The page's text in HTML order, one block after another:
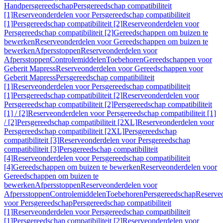
HandpersgereedschapPersgereedschap compatibiliteit
[1]Reserveonderdelen voor Persgereedschap compatibiliteit
[1]Persgereedschap compatibiliteit [2]Reserveonderdelen voor
Persgereedschap compatibiliteit [2]Gereedschappen om buizen te
bewerkenReserveonderdelen voor Gereedschappen om buizen te
bewerkenAfpersstoppenReserveonderdelen voor
AfpersstoppenControlemiddelenToebehorenGereedschappen voor
Geberit MapressReserveonderdelen voor Gereedschappen voor
Geberit MapressPersgereedschap compatibiliteit
[1]Reserveonderdelen voor Persgereedschap compatibiliteit
[1]Persgereedschap compatibiliteit [2]Reserveonderdelen voor
Persgereedschap compatibiliteit [2]Persgereedschap compatibiliteit
[1] / [2]Reserveonderdelen voor Persgereedschap compatibiliteit [1]
/ [2]Persgereedschap compatibiliteit [2XL]Reserveonderdelen voor
Persgereedschap compatibiliteit [2XL]Persgereedschap
compatibiliteit [3]Reserveonderdelen voor Persgereedschap
compatibiliteit [3]Persgereedschap compatibiliteit
[4]Reserveonderdelen voor Persgereedschap compatibiliteit
[4]Gereedschappen om buizen te bewerkenReserveonderdelen voor
Gereedschappen om buizen te
bewerkenAfpersstoppenReserveonderdelen voor
AfpersstoppenControlemiddelenToebehorenPersgereedschap
voor PersgereedschapPersgereedschap compatibiliteit
[1]Reserveonderdelen voor Persgereedschap compatibiliteit
[1]Persgereedschap compatibiliteit [2]Reserveonderdelen voor